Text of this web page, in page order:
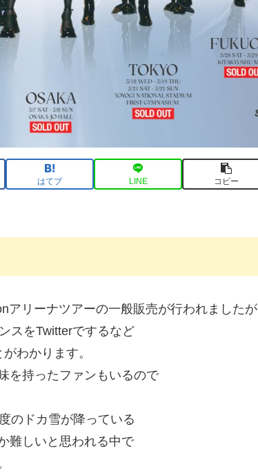
はてブ LINE コピー
アリーナツアーの一般販売が行われましたが
スをTwitterでするなど
わかります。
を持ったファンもいるので
のドカ雪が降っている
難しいと思われる中で